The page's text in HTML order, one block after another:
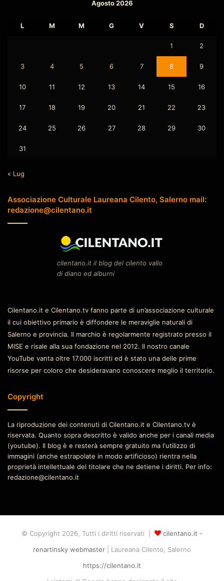
Agosto 2026
L M M G V S D
1 2
3 4 5 6 7 8 9
10 11 12 13 14 15 16
17 18 19 20 21 22 23
24 25 26 27 28 29 30
31
« Lug
Associazione Culturale Laureana Cilento, Salerno mail:
redazione@cilentano.it
cilentano.it il blog del cilento vallo
di diano ed alburni
Cilentano.it e Cilentano.tv fanno parte di un’associazione culturale
il cui obiettivo primario è diffondere le meraviglie naturali di
Salerno e provincia. Il marchio è regolarmente registrato presso il
MISE e risale alla sua fondazione nel 2012. Il nostro canale
YouTube vanta oltre 17.000 iscritti ed è stato una delle prime
risorse per coloro che desideravano conoscere meglio il territorio.
Copyright
La riproduzione dei contenuti di Cilentano.it e Cilentano.tv è
riservata. Quanto sopra descritto è valido anche per i canali media
(youtube). Il blog è e resterà sempre gratuito ma l'utilizzo di
immagini (anche estrapolate in modo artificioso) rientra nella
proprietà intellettuale del titolare che ne detiene i diritti. Per info:
redazione@cilentano.it
© Copyright 2026, Tutti i diritti riservati |
cilentano.it -
renartinsky webmaster | Laureana Cilento, Salerno
https://cilentano.it